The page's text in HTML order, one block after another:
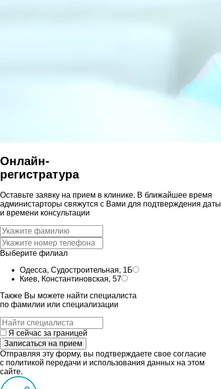
Онлайн-
регистратура
Оставьте заявку на прием в клинике. В ближайшее время
администарторы свяжутся с Вами для подтверждения даты
и времени консультации
Выберите филиал
Одесса, Судостроительная, 1Б
Киев, Константиновская, 57
Также Вы можете найти специалиста
по фамилии или специализации
Я сейчас за границей
Записаться на прием
Отправляя эту форму, вы подтверждаете свое согласие
с политикой передачи и использования данных на этом
сайте.